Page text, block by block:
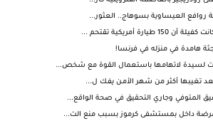
روافع العيساوية بسوهاج.. العثور...
جثة هامدة في منزله في فرنسا!
تغيبها أكثر من شهر الأمـن يفـك ل...
المتوفي وجاري التحقيق في صحة الواقع...
داخل بمستشفى كرموز بسبب منع الت...